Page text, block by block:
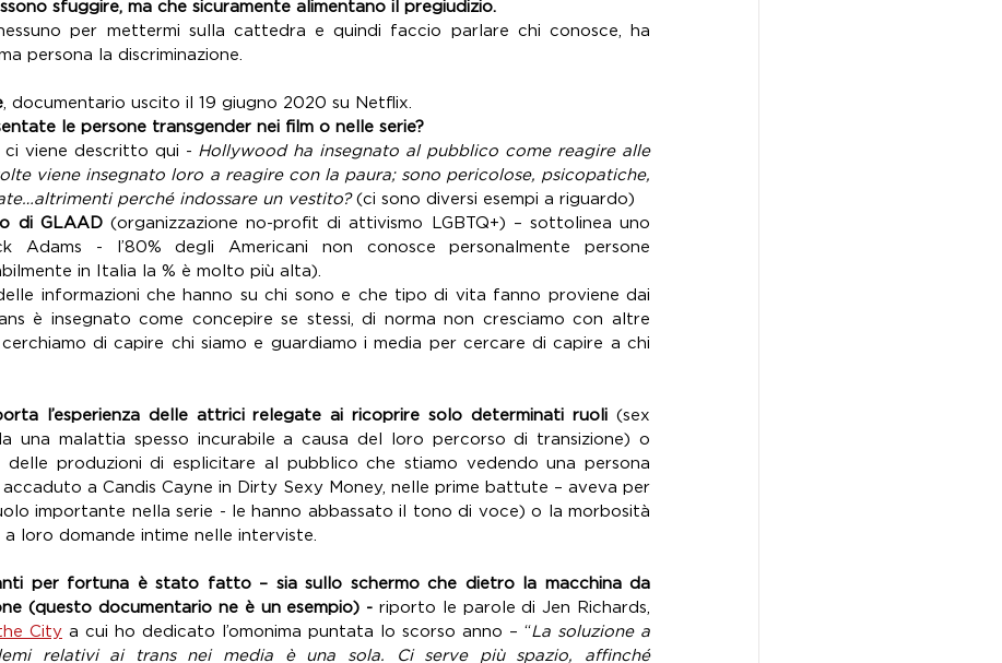
sfuggire, ma che sicuramente alimentano il pregiudizio.
per mettermi sulla cattedra e quindi faccio parlare chi conosce, ha
persona la discriminazione.
, documentario uscito il 19 giugno 2020 su Netflix.
le persone transgender nei film o nelle serie?
viene descritto qui - Hollywood ha insegnato al pubblico come reagire alle
viene insegnato loro a reagire con la paura; sono pericolose, psicopatiche,
perché indossare un vestito? (ci sono diversi esempi a riguardo)
di GLAAD (organizzazione no-profit di attivismo LGBTQ+) – sottolinea uno
Adams - l’80% degli Americani non conosce personalmente persone
in Italia la % è molto più alta).
informazioni che hanno su chi sono e che tipo di vita fanno proviene dai
è insegnato come concepire se stessi, di norma non cresciamo con altre
di capire chi siamo e guardiamo i media per cercare di capire a chi
l’esperienza delle attrici relegate ai ricoprire solo determinati ruoli (sex
una malattia spesso incurabile a causa del loro percorso di transizione) o
delle produzioni di esplicitare al pubblico che stiamo vedendo una persona
a Candis Cayne in Dirty Sexy Money, nelle prime battute – aveva per
importante nella serie - le hanno abbassato il tono di voce) o la morbosità
loro domande intime nelle interviste.
per fortuna è stato fatto – sia sullo schermo che dietro la macchina da
(questo documentario ne è un esempio) - riporto le parole di Jen Richards,
City a cui ho dedicato l’omonima puntata lo scorso anno – “La soluzione a
relativi ai trans nei media è una sola. Ci serve più spazio, affinché